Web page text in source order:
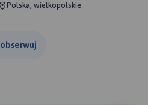
Polska, wielkopolskie
obserwuj